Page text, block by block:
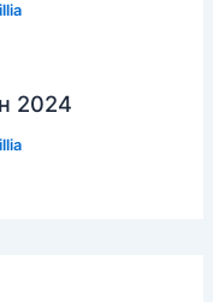
illia
2024
illia